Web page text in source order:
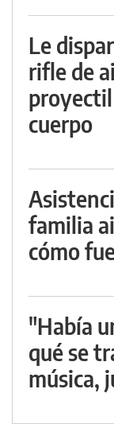
Le
rifle de
cuerpo
familia
cómo
"Había
qué se
música,